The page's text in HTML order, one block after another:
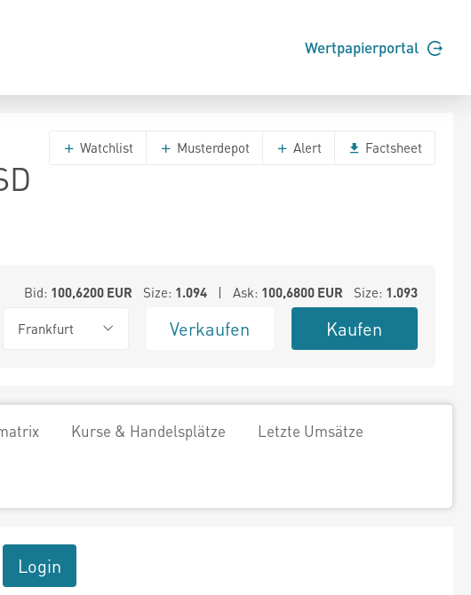
Wertpapierportal
Watchlist Musterdepot Alert Factsheet
Bid: 100,6200EUR Size: 1.094| Ask: 100,6800EUR Size: 1.093
Frankfurt Verkaufen Kaufen
Kurse & Handelsplätze Letzte Umsätze
Login